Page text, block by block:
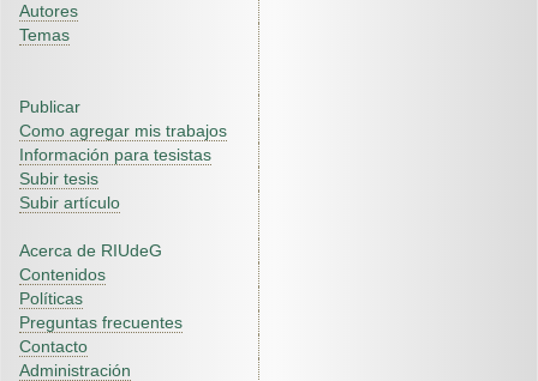
Autores
Temas
Publicar
Como agregar mis trabajos
Información para tesistas
Subir tesis
Subir artículo
Acerca de RIUdeG
Contenidos
Políticas
Preguntas frecuentes
Contacto
Administración